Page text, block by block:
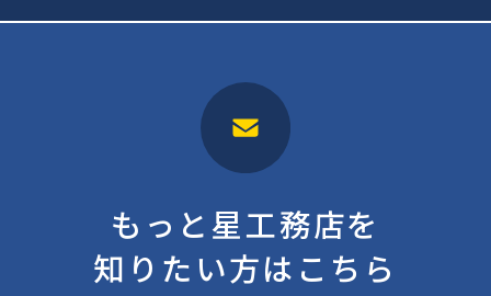
もっと星工務店を
知りたい方はこちら